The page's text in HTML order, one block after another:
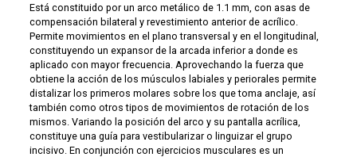
Está constituido por un arco metálico de 1.1 mm, con asas de
compensación bilateral y revestimiento anterior de acrílico.
Permite movimientos en el plano transversal y en el longitudinal,
constituyendo un expansor de la arcada inferior a donde es
aplicado con mayor frecuencia. Aprovechando la fuerza que
obtiene la acción de los músculos labiales y periorales permite
distalizar los primeros molares sobre los que toma anclaje, así
también como otros tipos de movimientos de rotación de los
mismos. Variando la posición del arco y su pantalla acrílica,
constituye una guía para vestibularizar o linguizar el grupo
incisivo. En conjunción con ejercicios musculares es un